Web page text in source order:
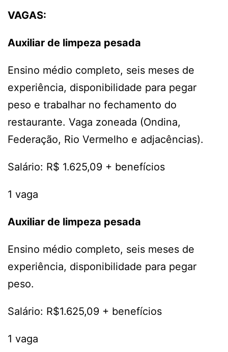
VAGAS:
Auxiliar de limpeza pesada
Ensino médio completo, seis meses de
experiência, disponibilidade para pegar
peso e trabalhar no fechamento do
restaurante. Vaga zoneada (Ondina,
Federação, Rio Vermelho e adjacências).
Salário: R$ 1.625,09 + benefícios
1 vaga
Auxiliar de limpeza pesada
Ensino médio completo, seis meses de
experiência, disponibilidade para pegar
peso.
Salário: R$1.625,09 + benefícios
1 vaga